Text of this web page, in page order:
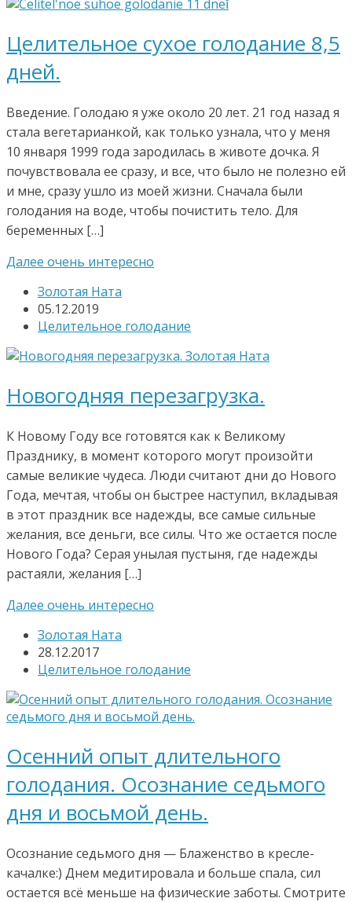
Целительное сухое голодание 8,5
дней.
Введение. Голодаю я уже около 20 лет. 21 год назад я
стала вегетарианкой, как только узнала, что у меня
10 января 1999 года зародилась в животе дочка. Я
почувствовала ее сразу, и все, что было не полезно ей
и мне, сразу ушло из моей жизни. Сначала были
голодания на воде, чтобы почистить тело. Для
беременных […]
Далее очень интересно
Золотая Ната
05.12.2019
Целительное голодание
Новогодняя перезагрузка.
К Новому Году все готовятся как к Великому
Празднику, в момент которого могут произойти
самые великие чудеса. Люди считают дни до Нового
Года, мечтая, чтобы он быстрее наступил, вкладывая
в этот праздник все надежды, все самые сильные
желания, все деньги, все силы. Что же остается после
Нового Года? Серая унылая пустыня, где надежды
растаяли, желания […]
Далее очень интересно
Золотая Ната
28.12.2017
Целительное голодание
Осенний опыт длительного
голодания. Осознание седьмого
дня и восьмой день.
Осознание седьмого дня — Блаженство в кресле-
качалке:) Днем медитировала и больше спала, сил
остается всё меньше на физические заботы. Смотрите